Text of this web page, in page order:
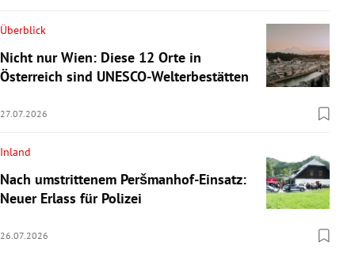
Überblick
Nicht nur Wien: Diese 12 Orte in
Österreich sind UNESCO-Welterbestätten
27.07.2026
Inland
Nach umstrittenem Peršmanhof-Einsatz:
Neuer Erlass für Polizei
26.07.2026